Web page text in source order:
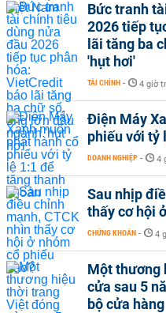
Bức tranh
2026 tiếp
lãi tăng ba
'hụt hơi'
TÀI CHÍNH - 4 giờ
Điện Máy
phiếu với tỷ
DOANH NGHIỆP - 4
Sau nhịp
thấy cơ hội
CHỨNG KHOÁN - 4
Một thương
cửa sau 5
bộ cửa hàng